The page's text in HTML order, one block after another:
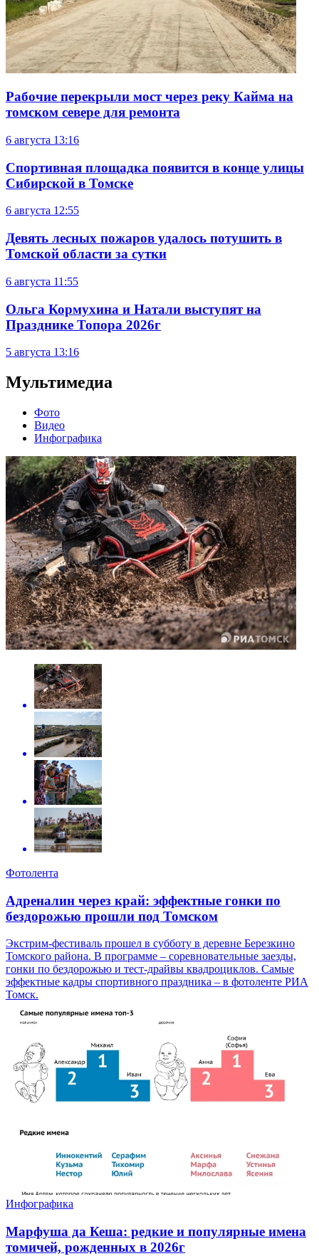
Рабочие перекрыли мост через реку Кайма на
томском севере для ремонта
6 августа 13:16
Спортивная площадка появится в конце улицы
Сибирской в Томске
6 августа 12:55
Девять лесных пожаров удалось потушить в
Томской области за сутки
6 августа 11:55
Ольга Кормухина и Натали выступят на
Празднике Топора 2026г
5 августа 13:16
Мультимедиа
Фото
Видео
Инфографика
Фотолента
Адреналин через край: эффектные гонки по
бездорожью прошли под Томском
Экстрим-фестиваль прошел в субботу в деревне Березкино
Томского района. В программе – соревновательные заезды,
гонки по бездорожью и тест-драйвы квадроциклов. Самые
эффектные кадры спортивного праздника – в фотоленте РИА
Томск.
Инфографика
Марфуша да Кеша: редкие и популярные имена
томичей, рожденных в 2026г